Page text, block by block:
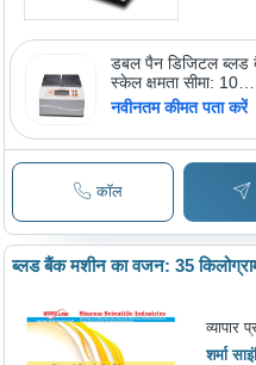
डबल पैन डिजिटल ब्लड
स्केल क्षमता सीमा: 10
किलोग्राम (किग्रा)
नवीनतम कीमत पता करें
कॉल
ब्लड बैंक मशीन का वजन: 35
व्यापार
शर्मा